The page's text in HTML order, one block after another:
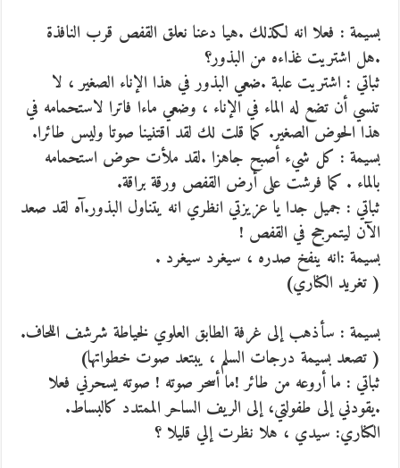
بسيمة : فعلا انه لكذلك .هيا دعنا نعلق القفص قرب النافذة
.هل اشتريت غذاءه من البذور؟
ثباتي : اشتريت علبة .ضعي البذور في هذا الإناء الصغير ، لا
تنسي أن تضع له الماء في الإناء ، وضعي ماءا فاترا لاستحمامه في
هذا الحوض الصغير. كما قلت لك لقد اقتنينا صوتا وليس طائرا.
بسيمة : كل شيء أصبح جاهزا .لقد ملأت حوض استحمامه
بالماء . كما فرشت على أرض القفص ورقة براقة.
ثباتي : جميل جدا يا عزيزتي انظري انه يتناول البذور.آه لقد صعد
الآن ليتمرجح في القفص !
بسيمة :انه ينفخ صدره ، سيغرد سيغرد .
( تغريد الكناري)
بسيمة : سأذهب إلى غرفة الطابق العلوي لخياطة شرشف اللحاف.
( تصعد بسيمة درجات السلم ، يبتعد صوت خطواتها)
ثباتي : ما أروعه من طائر !ما أسحر صوته ! صوته يسحرني فعلا
.يقودني إلى طفولتي، إلى الريف الساحر الممتدد كالبساط.
الكناري: سيدي ، هلا نظرت إلي قليلا ؟